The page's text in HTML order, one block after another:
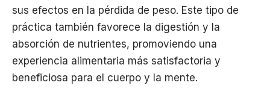
sus efectos en la pérdida de peso. Este tipo de
práctica también favorece la digestión y la
absorción de nutrientes, promoviendo una
experiencia alimentaria más satisfactoria y
beneficiosa para el cuerpo y la mente.